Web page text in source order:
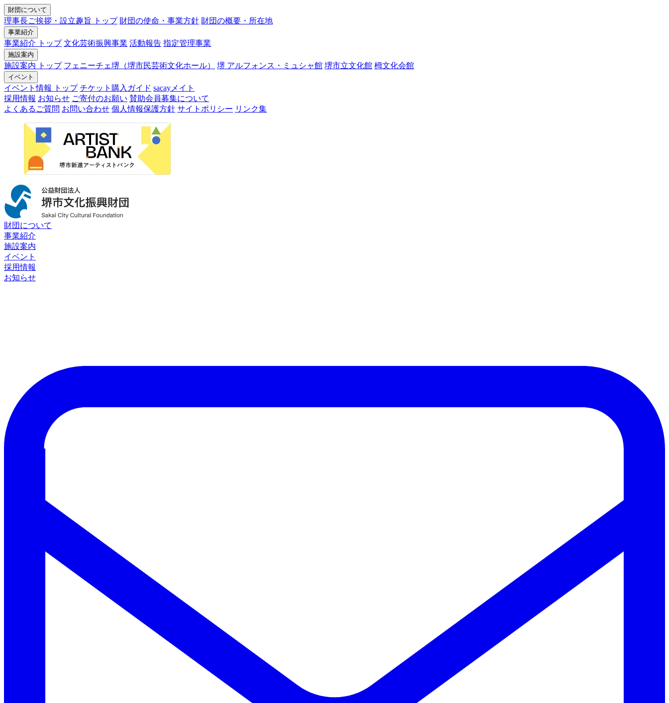
財団について
理事長ご挨拶・設立趣旨 トップ 財団の使命・事業方針 財団の概要・所在地
事業紹介
事業紹介 トップ 文化芸術振興事業 活動報告 指定管理事業
施設案内
施設案内 トップ フェニーチェ堺（堺市民芸術文化ホール） 堺 アルフォンス・ミュシャ館 堺市立文化館 栂文化会館
イベント
イベント情報 トップ チケット購入ガイド sacayメイト
採用情報 お知らせ ご寄付のお願い 賛助会員募集について
よくあるご質問 お問い合わせ 個人情報保護方針 サイトポリシー リンク集
財団について
事業紹介
施設案内
イベント
採用情報
お知らせ